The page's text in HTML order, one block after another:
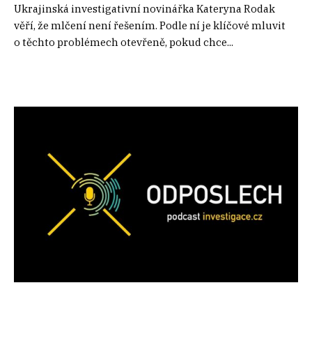
Ukrajinská investigativní novinářka Kateryna Rodak
věří, že mlčení není řešením. Podle ní je klíčové mluvit
o těchto problémech otevřeně, pokud chce...